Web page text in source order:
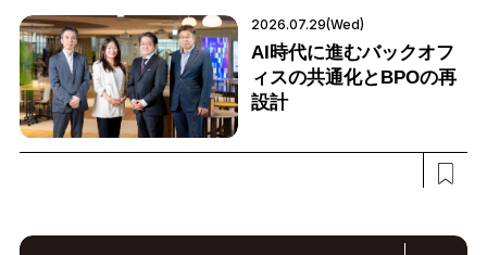
2026.07.29(Wed)
AI時代に進むバックオフ
ィスの共通化とBPOの再
設計